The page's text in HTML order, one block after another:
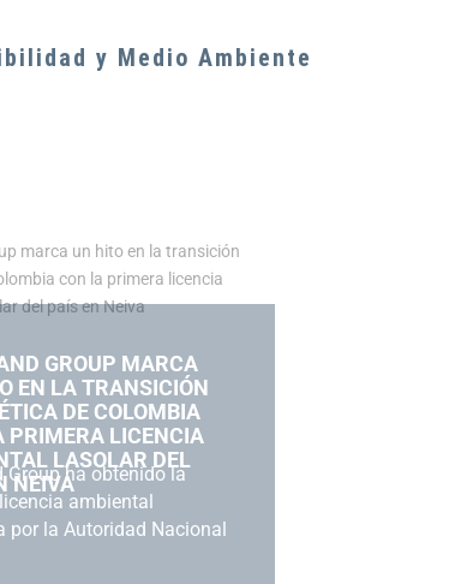
y Medio Ambiente
GROUP MARCA
EN LA TRANSICIÓN
DE COLOMBIA
PRIMERA LICENCIA
LASOLAR DEL
NEIVA
Group ha obtenido la
ambiental
por la Autoridad Nacional